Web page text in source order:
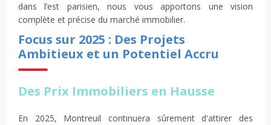
dans l’est parisien, nous vous apportons une vision
complète et précise du marché immobilier.
Focus sur 2025 : Des Projets
Ambitieux et un Potentiel Accru
Des Prix Immobiliers en Hausse
En 2025, Montreuil continuera sûrement d'attirer des